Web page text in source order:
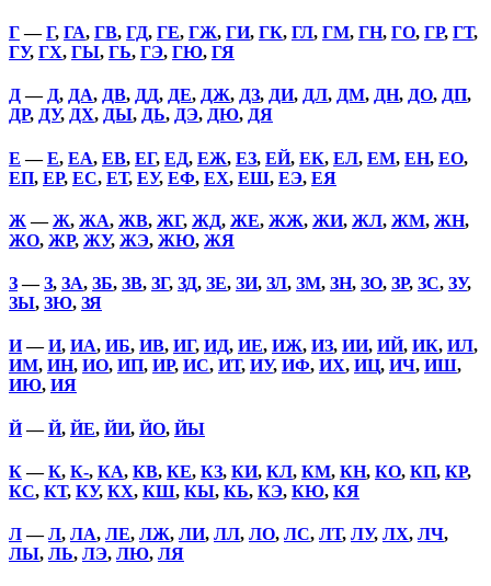
Г—Г, ГА, ГВ, ГД, ГЕ, ГЖ, ГИ, ГК, ГЛ, ГМ, ГН, ГО, ГР, ГТ,
ГУ, ГХ, ГЫ, ГЬ, ГЭ, ГЮ, ГЯ
Д— Д, ДА, ДВ, ДД, ДЕ, ДЖ, ДЗ, ДИ, ДЛ, ДМ, ДН, ДО, ДП,
ДР, ДУ, ДХ, ДЫ, ДЬ, ДЭ, ДЮ, ДЯ
Е —Е, ЕА, ЕВ, ЕГ, ЕД, ЕЖ, ЕЗ, ЕЙ, ЕК, ЕЛ, ЕМ, ЕН, ЕО,
ЕП, ЕР, ЕС, ЕТ, ЕУ, ЕФ, ЕХ, ЕШ, ЕЭ, ЕЯ
Ж —Ж, ЖА, ЖВ, ЖГ, ЖД, ЖЕ, ЖЖ, ЖИ, ЖЛ, ЖМ, ЖН,
ЖО, ЖР, ЖУ, ЖЭ, ЖЮ, ЖЯ
З—З, ЗА, ЗБ, ЗВ, ЗГ, ЗД, ЗЕ, ЗИ, ЗЛ, ЗМ, ЗН, ЗО, ЗР, ЗС, ЗУ,
ЗЫ, ЗЮ, ЗЯ
И—И, ИА, ИБ, ИВ, ИГ, ИД, ИЕ, ИЖ, ИЗ, ИИ, ИЙ, ИК, ИЛ,
ИМ, ИН, ИО, ИП, ИР, ИС, ИТ, ИУ, ИФ, ИХ, ИЦ, ИЧ, ИШ,
ИЮ, ИЯ
Й—Й, ЙЕ, ЙИ, ЙО, ЙЫ
К—К, К-, КА, КВ, КЕ, КЗ, КИ, КЛ, КМ, КН, КО, КП, КР,
КС, КТ, КУ, КХ, КШ, КЫ, КЬ, КЭ, КЮ, КЯ
Л—Л, ЛА, ЛЕ, ЛЖ, ЛИ, ЛЛ, ЛО, ЛС, ЛТ, ЛУ, ЛХ, ЛЧ,
ЛЫ, ЛЬ, ЛЭ, ЛЮ, ЛЯ